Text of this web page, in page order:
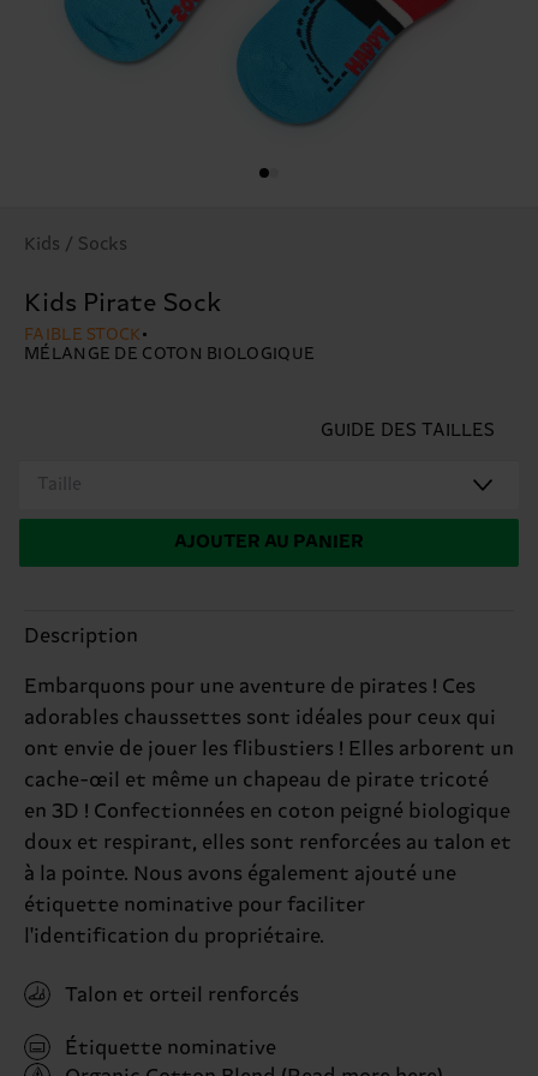
Kids / Socks
Kids Pirate Sock
FAIBLE STOCK
MÉLANGE DE COTON BIOLOGIQUE
GUIDE DES TAILLES
Taille
AJOUTER AU PANIER
Description
Embarquons pour une aventure de pirates ! Ces
adorables chaussettes sont idéales pour ceux qui
ont envie de jouer les flibustiers ! Elles arborent un
cache-œil et même un chapeau de pirate tricoté
en 3D ! Confectionnées en coton peigné biologique
doux et respirant, elles sont renforcées au talon et
à la pointe. Nous avons également ajouté une
étiquette nominative pour faciliter
l'identification du propriétaire.
Talon et orteil renforcés
Étiquette nominative